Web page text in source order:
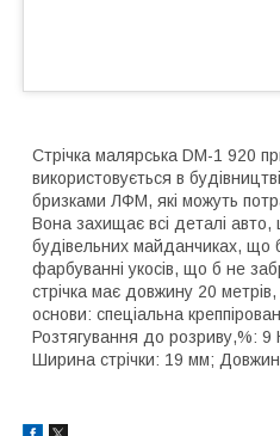
Стрічка малярська DM-1 920
використовується в
бризками ЛФМ, які можуть
Вона захищає всі деталі
будівельних майданчиках, що
фарбуванні укосів, що б не
стрічка має довжину 20
основи: спеціальна
Розтягування до розриву,%: 9
Ширина стрічки: 19 мм;